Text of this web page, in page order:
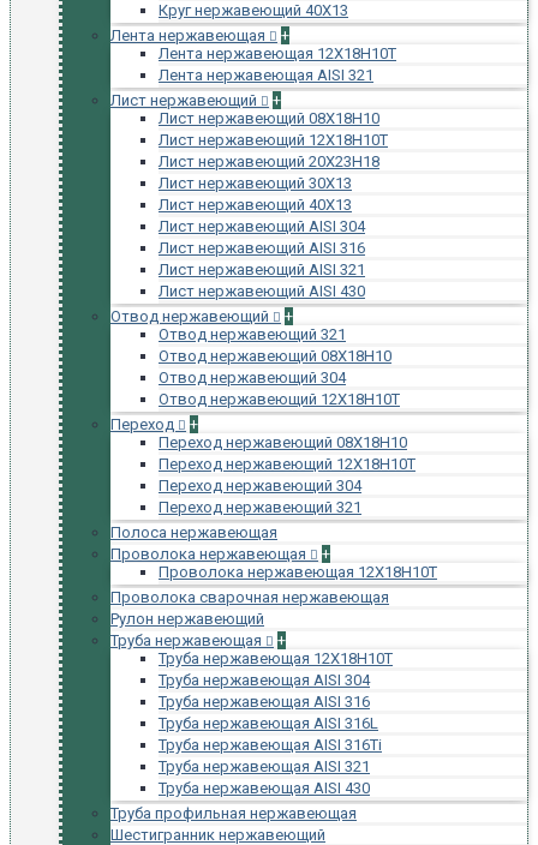
Круг нержавеющий 40Х13
Лента нержавеющая
+
Лента нержавеющая 12Х18Н10Т
Лента нержавеющая AISI 321
Лист нержавеющий
+
Лист нержавеющий 08Х18Н10
Лист нержавеющий 12Х18Н10Т
Лист нержавеющий 20Х23Н18
Лист нержавеющий 30Х13
Лист нержавеющий 40Х13
Лист нержавеющий AISI 304
Лист нержавеющий AISI 316
Лист нержавеющий AISI 321
Лист нержавеющий AISI 430
Отвод нержавеющий
+
Отвод нержавеющий 321
Отвод нержавеющий 08Х18Н10
Отвод нержавеющий 304
Отвод нержавеющий 12Х18Н10Т
Переход
+
Переход нержавеющий 08Х18Н10
Переход нержавеющий 12Х18Н10Т
Переход нержавеющий 304
Переход нержавеющий 321
Полоса нержавеющая
Проволока нержавеющая
+
Проволока нержавеющая 12Х18Н10Т
Проволока сварочная нержавеющая
Рулон нержавеющий
Труба нержавеющая
+
Труба нержавеющая 12Х18Н10Т
Труба нержавеющая AISI 304
Труба нержавеющая AISI 316
Труба нержавеющая AISI 316L
Труба нержавеющая AISI 316Ti
Труба нержавеющая AISI 321
Труба нержавеющая AISI 430
Труба профильная нержавеющая
Шестигранник нержавеющий